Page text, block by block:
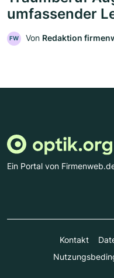
umfassender
FW Von Redaktion
Ein Portal von
Kontakt